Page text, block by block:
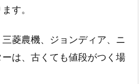
す。
菱農機、ジョンディア、ニ
は、古くても値段がつく場